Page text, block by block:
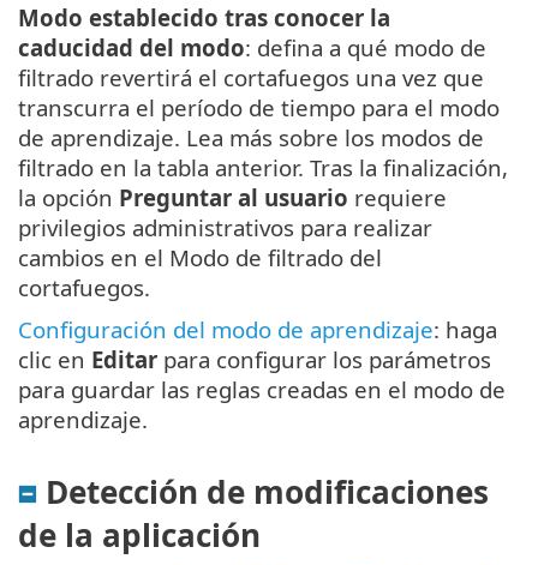
Modo establecido tras conocer la
caducidad del modo: defina a qué modo de
filtrado revertirá el cortafuegos una vez que
transcurra el período de tiempo para el modo
de aprendizaje. Lea más sobre los modos de
filtrado en la tabla anterior. Tras la finalización,
la opción Preguntar al usuario requiere
privilegios administrativos para realizar
cambios en el Modo de filtrado del
cortafuegos.
Configuración del modo de aprendizaje: haga
clic en Editar para configurar los parámetros
para guardar las reglas creadas en el modo de
aprendizaje.
Detección de modificaciones
de la aplicación